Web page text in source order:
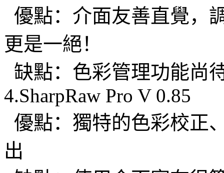
優點：介面友善直覺，
更是一絕！
缺點：色彩管理功能尚
4.SharpRaw Pro V 0.85
優點：獨特的色彩校正
出